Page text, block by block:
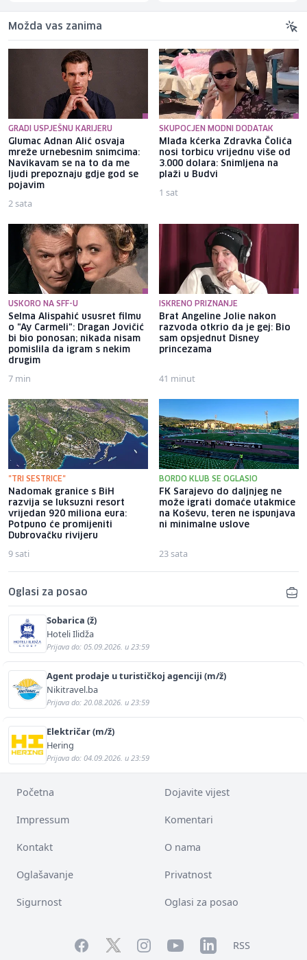
Možda vas zanima
GRADI USPJEŠNU KARIJERU
Glumac Adnan Alić osvaja
mreže urnebesnim snimcima:
Navikavam se na to da me
ljudi prepoznaju gdje god se
pojavim
2 sata
SKUPOCJEN MODNI DODATAK
Mlađa kćerka Zdravka Čolića
nosi torbicu vrijednu više od
3.000 dolara: Snimljena na
plaži u Budvi
1 sat
USKORO NA SFF-U
Selma Alispahić ususret filmu
o "Ay Carmeli": Dragan Jovičić
bi bio ponosan; nikada nisam
pomislila da igram s nekim
drugim
7 min
ISKRENO PRIZNANJE
Brat Angeline Jolie nakon
razvoda otkrio da je gej: Bio
sam opsjednut Disney
princezama
41 minut
"TRI SESTRICE"
Nadomak granice s BiH
razvija se luksuzni resort
vrijedan 920 miliona eura:
Potpuno će promijeniti
Dubrovačku rivijeru
9 sati
BORDO KLUB SE OGLASIO
FK Sarajevo do daljnjeg ne
može igrati domaće utakmice
na Koševu, teren ne ispunjava
ni minimalne uslove
23 sata
Oglasi za posao
Sobarica (ž)
Hoteli Ilidža
Prijava do: 05.09.2026. u 23:59
Agent prodaje u turističkoj agenciji (m/ž)
Nikitravel.ba
Prijava do: 20.08.2026. u 23:59
Električar (m/ž)
Hering
Prijava do: 04.09.2026. u 23:59
Početna Dojavite vijest
Impressum Komentari
Kontakt O nama
Oglašavanje Privatnost
Sigurnost Oglasi za posao
FacebookTwitterInstagramYouTubeLinkedInRSS